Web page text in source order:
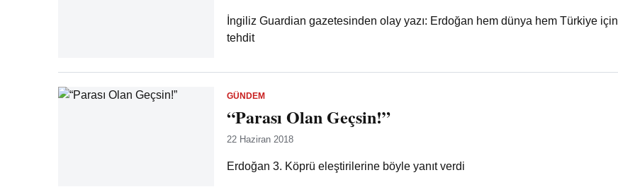
İngiliz Guardian gazetesinden olay yazı: Erdoğan hem dünya hem Türkiye için
tehdit
GÜNDEM
“Parası Olan Geçsin!”
22 Haziran 2018
Erdoğan 3. Köprü eleştirilerine böyle yanıt verdi